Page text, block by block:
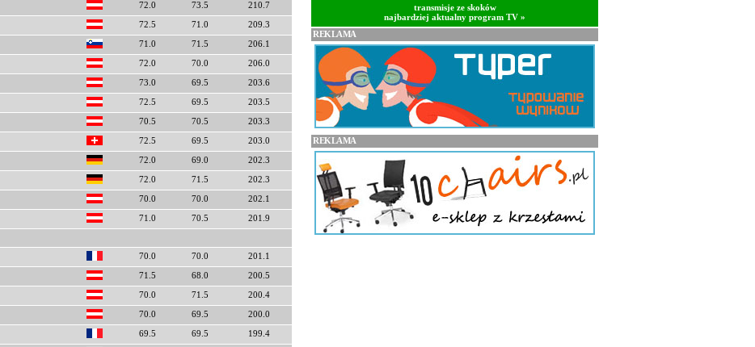
72.0 73.5 210.7
72.5 71.0 209.3
71.0 71.5 206.1
72.0 70.0 206.0
73.0 69.5 203.6
72.5 69.5 203.5
70.5 70.5 203.3
72.5 69.5 203.0
72.0 69.0 202.3
72.0 71.5 202.3
70.0 70.0 202.1
71.0 70.5 201.9
70.0 70.0 201.1
71.5 68.0 200.5
70.0 71.5 200.4
70.0 69.5 200.0
69.5 69.5 199.4
transmisje ze skoków
najbardziej aktualny program TV »
REKLAMA
REKLAMA